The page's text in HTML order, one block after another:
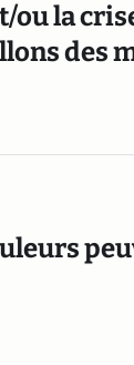
ou la
des